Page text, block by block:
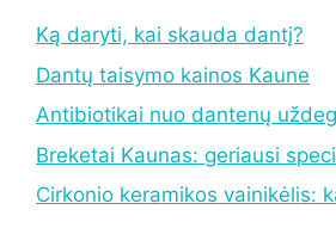
Ką daryti, kai skauda dantį?
Dantų taisymo kainos Kaune
Antibiotikai nuo dantenų
Breketai Kaunas: geriausi
Cirkonio keramikos vainikėlis: